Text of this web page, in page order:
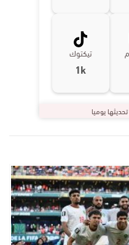
تيكتوك
1k
يوميا